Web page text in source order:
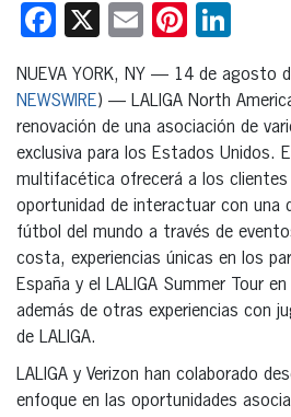
Facebook
X Email
NUEVA YORK, NY — 14 de agosto
NEWSWIRE) — LALIGA North
renovación de una asociación de
exclusiva para los Estados Unidos.
multifacética ofrecerá a los clientes
oportunidad de interactuar con una
fútbol del mundo a través de
costa, experiencias únicas en los
España y el LALIGA Summer Tour
además de otras experiencias con
de LALIGA.
LALIGA y Verizon han colaborado
enfoque en las oportunidades